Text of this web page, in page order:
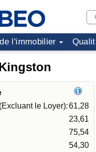
l'immobilier
le Loyer):61,28
23,61
75,54
54,30